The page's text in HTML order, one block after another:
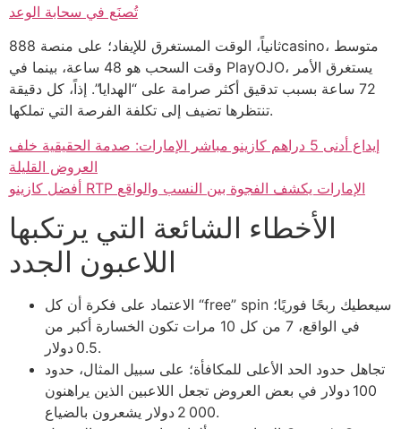
تُصنَع في سحابة الوعد
ثانياً، الوقت المستغرق للإيفاد؛ على منصة 888casino، متوسط
وقت السحب هو 48 ساعة، بينما في PlayOJO، يستغرق الأمر
72 ساعة بسبب تدقيق أكثر صرامة على “الهدايا”. إذاً، كل دقيقة
تنتظرها تضيف إلى تكلفة الفرصة التي تملكها.
إيداع أدنى 5 دراهم كازينو مباشر الإمارات: صدمة الحقيقية خلف
العروض القليلة
أفضل كازينو RTP الإمارات يكشف الفجوة بين النسب والواقع
الأخطاء الشائعة التي يرتكبها
اللاعبون الجدد
الاعتماد على فكرة أن كل “free” spin سيعطيك ربحًا فوريًا؛
في الواقع، 7 من كل 10 مرات تكون الخسارة أكبر من
0.5 دولار.
تجاهل حدود الحد الأعلى للمكافأة؛ على سبيل المثال، حدود
100 دولار في بعض العروض تجعل اللاعبين الذين يراهنون
2 000 دولار يشعرون بالضياع.